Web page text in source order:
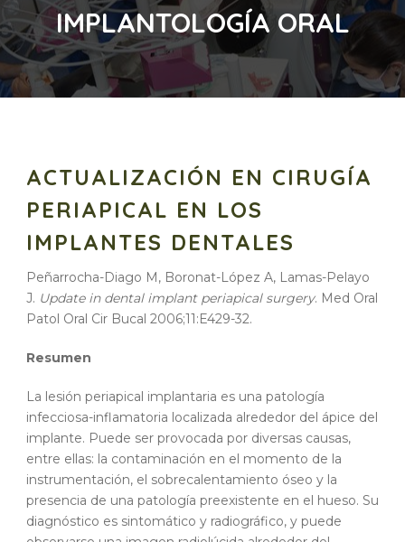
IMPLANTOLOGÍA ORAL
ACTUALIZACIÓN EN CIRUGÍA
PERIAPICAL EN LOS
IMPLANTES DENTALES
Peñarrocha-Diago M, Boronat-López A, Lamas-Pelayo
J. Update in dental implant periapical surgery. Med Oral
Patol Oral Cir Bucal 2006;11:E429-32.
Resumen
La lesión periapical implantaria es una patología
infecciosa-inflamatoria localizada alrededor del ápice del
implante. Puede ser provocada por diversas causas,
entre ellas: la contaminación en el momento de la
instrumentación, el sobrecalentamiento óseo y la
presencia de una patología preexistente en el hueso. Su
diagnóstico es sintomático y radiográfico, y puede